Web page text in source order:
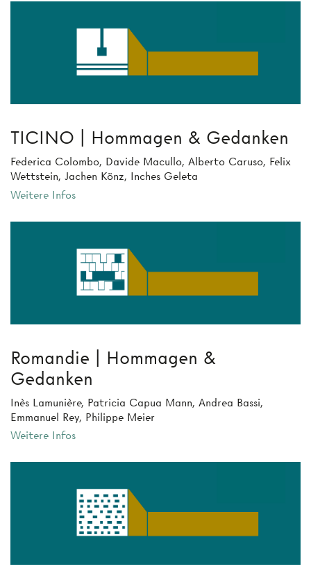
TICINO | Hommagen & Gedanken
Federica Colombo, Davide Macullo, Alberto Caruso, Felix
Wettstein, Jachen Könz, Inches Geleta
Weitere Infos
Romandie | Hommagen &
Gedanken
Inès Lamunière, Patricia Capua Mann, Andrea Bassi,
Emmanuel Rey, Philippe Meier
Weitere Infos